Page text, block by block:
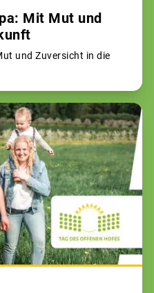
Mit Mut und
und Zuversicht in die